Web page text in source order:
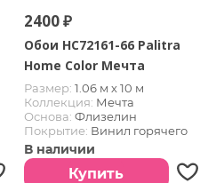
2400 ₽
Обои HC72161-66 Palitra
Home Color Мечта
Размер: 1.06 м х 10 м
Коллекция: Мечта
Основа: Флизелин
Покрытие: Винил горячего
тиснения
Страна:РОССИЯ
В наличии
Купить